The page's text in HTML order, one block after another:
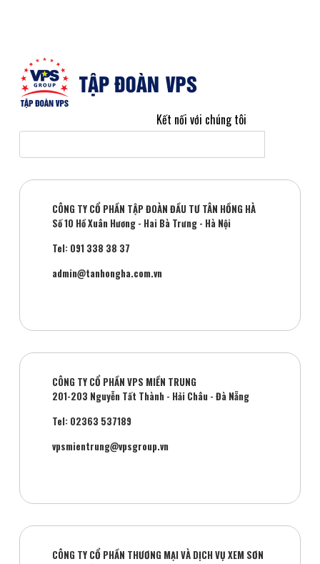
Kết nối với chúng tôi
CÔNG TY CỔ PHẦN TẬP ĐOÀN ĐẦU TƯ TÂN HỒNG HÀ
Số 10 Hồ Xuân Hương - Hai Bà Trưng - Hà Nội
Tel: 091 338 38 37
admin@tanhongha.com.vn
CÔNG TY CỔ PHẦN VPS MIỀN TRUNG
201-203 Nguyễn Tất Thành - Hải Châu - Đà Nẵng
Tel: 02363 537189
vpsmientrung@vpsgroup.vn
CÔNG TY CỔ PHẦN THƯƠNG MẠI VÀ DỊCH VỤ XEM SƠN